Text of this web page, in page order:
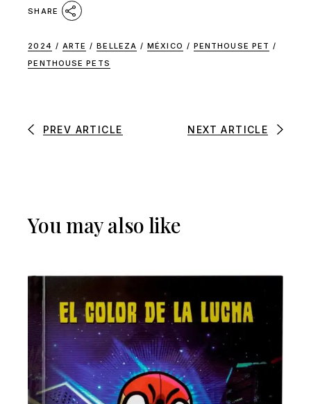
SHARE
2024 / ARTE / BELLEZA / MÉXICO / PENTHOUSE PET /
PENTHOUSE PETS
PREV ARTICLE NEXT ARTICLE
You may also like